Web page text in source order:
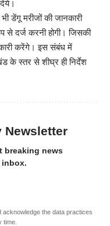
डेंगू मरीजों की जानकारी
से दर्ज करनी होगी। जिसकी
करेंगे। इस संबंध में
के स्तर से शीघ्र ही निर्देश
Newsletter
breaking news
acknowledge the data practices
time.